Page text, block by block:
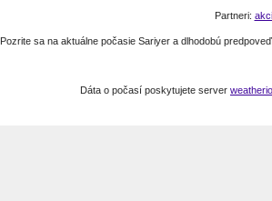
Partneri:
Pozrite sa na aktuálne počasie Sariyer a dlhodobú
Dáta o počasí poskytujete server